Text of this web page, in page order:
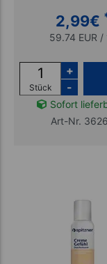
2,99€
59.74 EUR /
Stück
+
-
Sofort
Art-Nr.